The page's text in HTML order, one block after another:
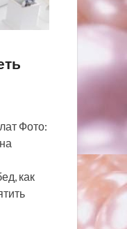
Фото:
как